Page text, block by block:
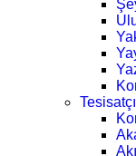
Tesisatçı